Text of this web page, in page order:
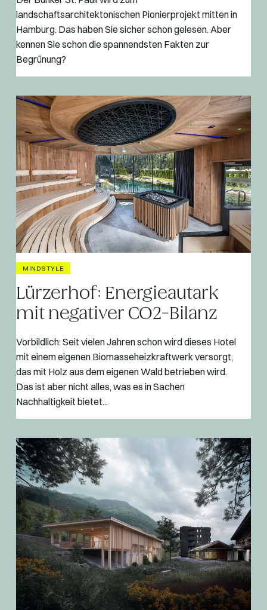
landschaftsarchitektonischen Pionierprojekt mitten in
Hamburg. Das haben Sie sicher schon gelesen. Aber
kennen Sie schon die spannendsten Fakten zur
Begrünung?
MINDSTYLE
Lürzerhof: Energieautark
mit negativer CO2-Bilanz
Vorbildlich: Seit vielen Jahren schon wird dieses Hotel
mit einem eigenen Biomasseheizkraftwerk versorgt,
das mit Holz aus dem eigenen Wald betrieben wird.
Das ist aber nicht alles, was es in Sachen
Nachhaltigkeit bietet...